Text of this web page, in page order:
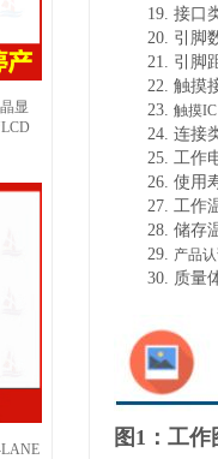
显
LANE
19. 接口
20. 引脚
21. 引脚
22. 触摸
23. 触摸
24. 连接
25. 工作
26. 使用
27. 工作
28. 储存
29.
产品认
30. 质量
图1：工作